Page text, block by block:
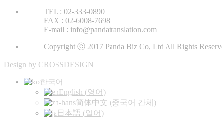
TEL : 02-333-0890
FAX : 02-6008-7698
E-mail : info@pandatranslation.com
Copyright ⓒ 2017 Panda Biz Co, Ltd All Rights
Design by CROSSDESIGN
한국어
English (영어 )
简体中文 (중국어 간체 )
日本語 (일어 )